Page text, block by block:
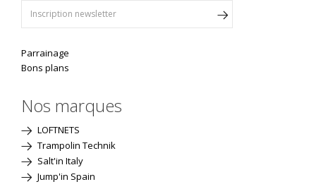
Parrainage
Bons plans
Nos marques
LOFTNETS
Trampolin Technik
Salt'in Italy
Jump'in Spain